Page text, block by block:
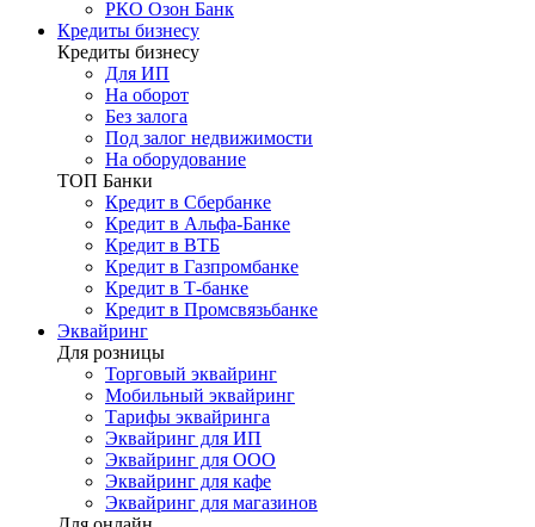
РКО Озон Банк
Кредиты бизнесу
Кредиты бизнесу
Для ИП
На оборот
Без залога
Под залог недвижимости
На оборудование
ТОП Банки
Кредит в Сбербанке
Кредит в Альфа-Банке
Кредит в ВТБ
Кредит в Газпромбанке
Кредит в Т-банке
Кредит в Промсвязьбанке
Эквайринг
Для розницы
Торговый эквайринг
Мобильный эквайринг
Тарифы эквайринга
Эквайринг для ИП
Эквайринг для ООО
Эквайринг для кафе
Эквайринг для магазинов